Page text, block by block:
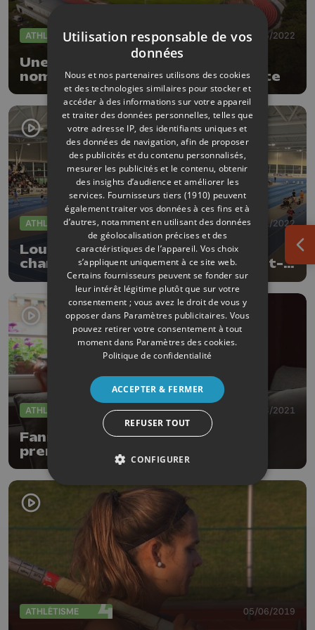
ATHLÉTISME 22/06/2022
Une nouvelle piste et un nouveau
nom pour le complexe de Naimette
ATHLÉTISME 09/01/2022
Louvain-La-Neuve : des
championnats provinciaux de haut-
ATHLÉTISME 01/08/2021
Fanny Smets aux JO: une grande
première pour la Belgique !
ATHLÉTISME 05/06/2019
Utilisation responsable de vos
données
Nous et nos partenaires utilisons des cookies
et des technologies similaires pour stocker et
accéder à des informations sur votre appareil
et traiter des données personnelles, telles que
votre adresse IP, des identifiants uniques et
des données de navigation, afin de proposer
des publicités et du contenu personnalisés,
mesurer les publicités et le contenu, obtenir
des insights d’audience et améliorer les
services. Fournisseurs tiers (1910) peuvent
également traiter vos données à ces fins et à
d’autres, notamment en utilisant des données
de géolocalisation précises et des
caractéristiques de l’appareil. Vos choix
s’appliquent uniquement à ce site web.
Certains fournisseurs peuvent se fonder sur
leur intérêt légitime plutôt que sur votre
consentement ; vous avez le droit de vous y
opposer dans Paramètres publicitaires. Vous
pouvez retirer votre consentement à tout
moment dans Paramètres des cookies.
Politique de confidentialité
ACCEPTER & FERMER
REFUSER TOUT
CONFIGURER